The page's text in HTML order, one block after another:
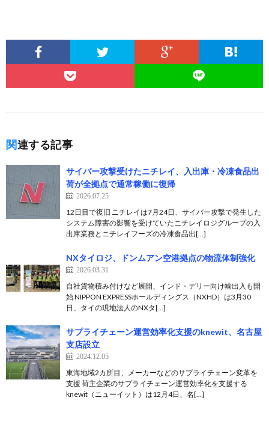
関連する記事
サイバー攻撃受けたニチレイ、入出庫・冷凍食品出
荷が全拠点で通常稼働に復帰
2026.07.25
12日目で復旧 ニチレイは7月24日、サイバー攻撃で発生した
システム障害の影響を受けていたニチレイロジグループの入
出庫業務とニチレイフーズの冷凍食品出[…]
NXタイロジ、ドンムアン空港拠点の物流体制強化
2026.03.31
自社貨物積み付けなど展開、インド・デリー向け輸出入も開
始 NIPPON EXPRESSホールディングス（NXHD）は3月30
日、タイの現地法人のNXタ[…]
サプライチェーン運営効率化支援のknewit、名古屋
支店設立
2024.12.05
東海地域2カ所目、メーカーなどのサプライチェーン変革を
支援 荷主企業のサプライチェーン運営効率化を支援する
knewit（ニューイット）は12月4日、名[…]